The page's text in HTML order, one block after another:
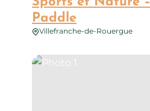
Paddle
Villefranche-de-Rouergue
Photo 1